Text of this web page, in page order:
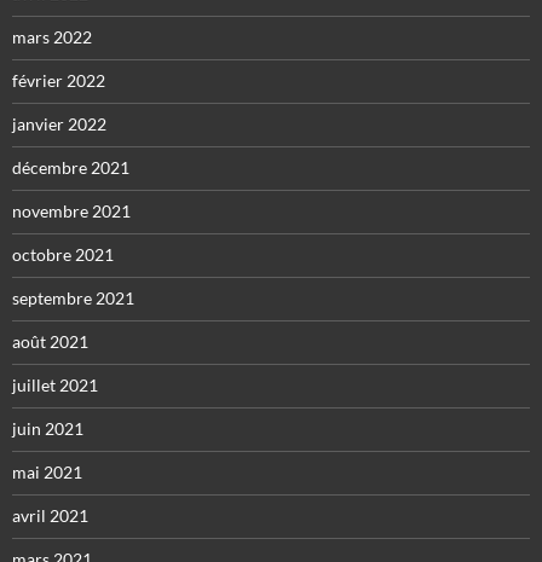
mars 2022
février 2022
janvier 2022
décembre 2021
novembre 2021
octobre 2021
septembre 2021
août 2021
juillet 2021
juin 2021
mai 2021
avril 2021